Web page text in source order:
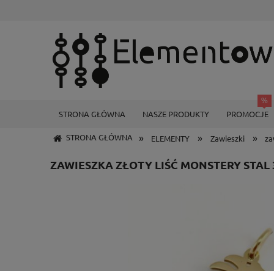
STRONA GŁÓWNA NASZE PRODUKTY PROMOCJE
STRONA GŁÓWNA » ELEMENTY » Zawieszki »
ZAWIESZKA ZŁOTY LIŚĆ MONSTERY STAL